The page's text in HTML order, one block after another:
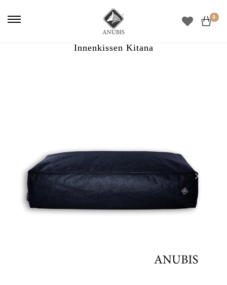
0
Innenkissen Kitana